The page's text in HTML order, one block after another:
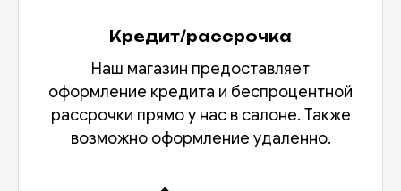
Кредит/рассрочка
Наш магазин предоставляет
оформление кредита и беспроцентной
рассрочки прямо у нас в салоне. Также
возможно оформление удаленно.